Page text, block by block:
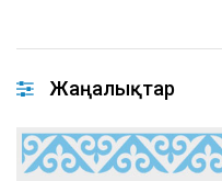
Жаңалықтар